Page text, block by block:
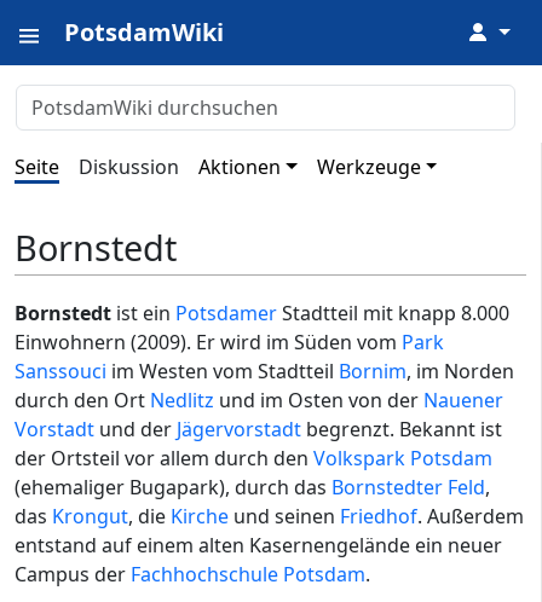
PotsdamWiki ↓
Seite Diskussion Aktionen Werkzeuge
Bornstedt
Bornstedt ist ein PotsdamerStadtteil mit knapp 8.000
Einwohnern (2009). Er wird im Süden vom Park
Sanssouci im Westen vom Stadtteil Bornim, im Norden
durch den Ort Nedlitz und im Osten von der Nauener
Vorstadt und der Jägervorstadt begrenzt. Bekannt ist
der Ortsteil vor allem durch den Volkspark Potsdam
(ehemaliger Bugapark), durch das Bornstedter Feld,
das Krongut, die Kirche und seinen Friedhof. Außerdem
entstand auf einem alten Kasernengelände ein neuer
Campus der Fachhochschule Potsdam.